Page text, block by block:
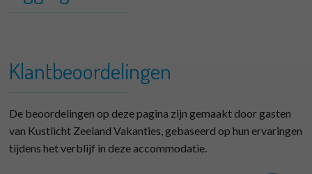
Klantbeoordelingen
De beoordelingen op deze pagina zijn gemaakt door gasten
van Kustlicht Zeeland Vakanties, gebaseerd op hun ervaringen
tijdens het verblijf in deze accommodatie.